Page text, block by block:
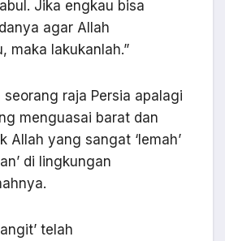
Jika engkau bisa
agar Allah
maka lakukanlah.”
raja Persia apalagi
menguasai barat dan
Allah yang sangat ‘lemah’
di lingkungan
telah